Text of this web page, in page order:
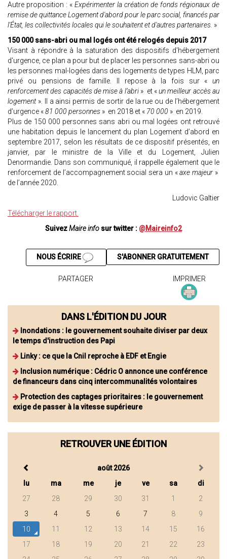
Autre proposition : « Expérimenter la création de fonds régionaux de
remise de quittance Logement d'abord pour le parc social, financés par
l'État, les collectivités locales qui le souhaitent et d'autres partenaires. »
150 000 sans-abri ou mal logés ont été relogés depuis 2017
Visant à répondre à la saturation des dispositifs d'hébergement
d'urgence, ce plan a pour but de placer les personnes sans-abri ou
les personnes mal-logées dans des logements de types HLM, parc
privé ou pensions de famille. Il repose à la fois sur « un
renforcement des capacités de mise à l’abri » et «un meilleur accès au
logement». Il a ainsi permis de sortir de la rue ou de l’hébergement
d’urgence «81 000 personnes » en 2018 et « 70 000 » en 2019.
Plus de 150 000 personnes sans abri ou mal logées ont retrouvé
une habitation depuis le lancement du plan Logement d’abord en
septembre 2017, selon les résultats de ce dispositif présentés, en
janvier, par le ministre de la Ville et du Logement, Julien
Denormandie. Dans son communiqué, il rappelle également que le
renforcement de l’accompagnement social sera un «axe majeur »
de l’année 2020.
Ludovic Galtier
Télécharger le rapport.
SuivezMaire info sur twitter : @Maireinfo2
S'ABONNER GRATUITEMENT
NOUS ÉCRIRE
PARTAGER IMPRIMER
DANS L'ÉDITION DU JOUR
Inondations : le gouvernement souhaite diviser par deux
le temps d'instruction des Papi
Linky : ce que la Cnil reproche à EDF et Engie
Inclusion numérique : Cédric O annonce une conférence
de financeurs dans cinq intercommunalités volontaires
Protection des captages prioritaires : le gouvernement
exige de passer à la vitesse supérieure
RETROUVER UNE ÉDITION
août 2026
lu
ma me je ve sa
di
27
28 29 30 31 1
2
3
4 5 6 7 8
9
10
11 12 13 14 15
16
17
18 19 20 21 22
23